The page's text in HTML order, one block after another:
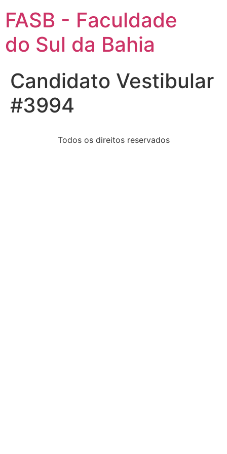
FASB - Faculdade
do Sul da Bahia
Candidato Vestibular
#3994
Todos os direitos reservados